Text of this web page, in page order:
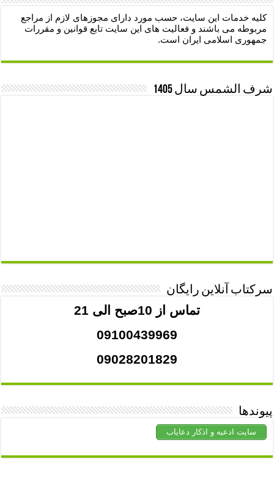
کلیه خدمات این سایت، حسب مورد دارای مجوزهای لازم از مراجع
مربوطه می باشند و فعالیت های این سایت تابع قوانین و مقررات
جمهوری اسلامی ایران است.
شرف الشمس سال 1405
سرکتاب آنلاین رایگان
تماس از 10صبح الی 21
09100439969
09028201829
پیوندها
سایت ادعیه و اذکار دعایاب